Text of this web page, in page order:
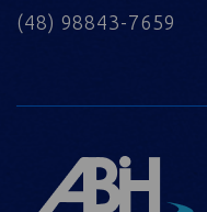
(48) 98843-7659